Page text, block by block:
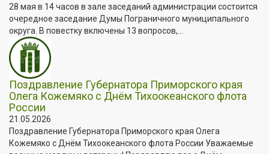
28 мая в 14 часов в зале заседаний администрации состоится
очередное заседание Думы Пограничного муниципального
округа. В повестку включены 13 вопросов,...
Поздравление Губернатора Приморского края
Олега Кожемяко с Днём Тихоокеанского флота
России
21.05.2026
Поздравление Губернатора Приморского края Олега
Кожемяко с Днём Тихоокеанского флота России Уважаемые